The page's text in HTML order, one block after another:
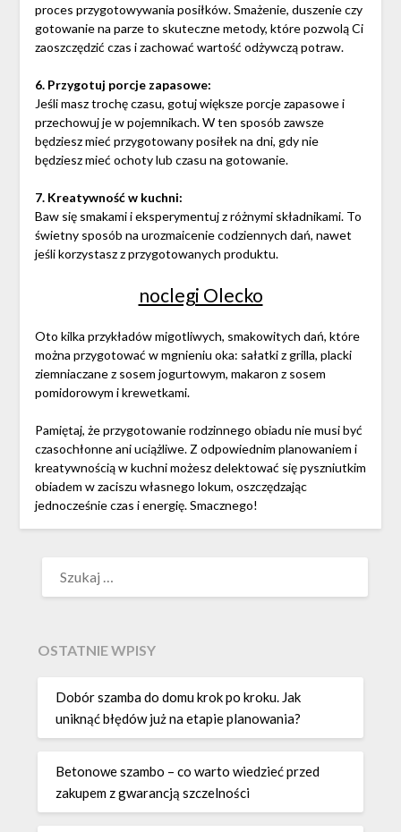
proces przygotowywania posiłków. Smażenie, duszenie czy
gotowanie na parze to skuteczne metody, które pozwolą Ci
zaoszczędzić czas i zachować wartość odżywczą potraw.
6. Przygotuj porcje zapasowe:
Jeśli masz trochę czasu, gotuj większe porcje zapasowe i
przechowuj je w pojemnikach. W ten sposób zawsze
będziesz mieć przygotowany posiłek na dni, gdy nie
będziesz mieć ochoty lub czasu na gotowanie.
7. Kreatywność w kuchni:
Baw się smakami i eksperymentuj z różnymi składnikami. To
świetny sposób na urozmaicenie codziennych dań, nawet
jeśli korzystasz z przygotowanych produktu.
noclegi Olecko
Oto kilka przykładów migotliwych, smakowitych dań, które
można przygotować w mgnieniu oka: sałatki z grilla, placki
ziemniaczane z sosem jogurtowym, makaron z sosem
pomidorowym i krewetkami.
Pamiętaj, że przygotowanie rodzinnego obiadu nie musi być
czasochłonne ani uciążliwe. Z odpowiednim planowaniem i
kreatywnością w kuchni możesz delektować się pyszniutkim
obiadem w zaciszu własnego lokum, oszczędzając
jednocześnie czas i energię. Smacznego!
OSTATNIE WPISY
Dobór szamba do domu krok po kroku. Jak
uniknąć błędów już na etapie planowania?
Betonowe szambo – co warto wiedzieć przed
zakupem z gwarancją szczelności